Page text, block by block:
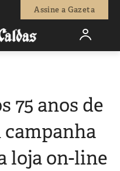
Assine a Gazeta
75 anos de
loja on-line